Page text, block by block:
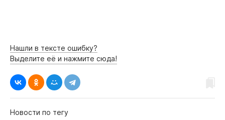
Нашли в тексте ошибку?
Выделите её и нажмите сюда!
Новости по тегу